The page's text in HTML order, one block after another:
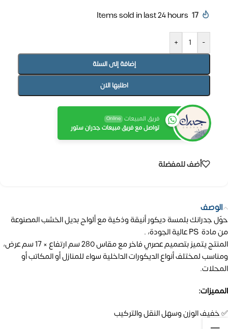
17
Items sold in last 24 hours
-
+
إضافة إلى السلة
اطلبها الان
فريق المبيعات Online
تواصل مع فريق مبيعات جدران ستور
أضف للمفضلة
الوصف
حوّل جدرانك بلمسة ديكور أنيقة وذكية مع ألواح بديل الخشب المصنوعة
من مادة PS عالية الجودة، .
المنتج يتميز بتصميم عصري فاخر مع مقاس 280 سم ارتفاع × 17 سم عرض،
ومناسب لمختلف أنواع الديكورات الداخلية سواء للمنازل أو المكاتب أو
المحلات.
المميزات:
✅ خفيف الوزن وسهل النقل والتركيب